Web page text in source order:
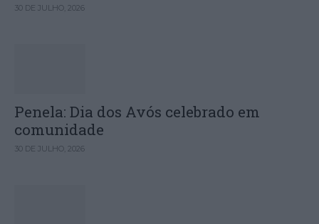
30 DE JULHO, 2026
Penela: Dia dos Avós celebrado em
comunidade
30 DE JULHO, 2026